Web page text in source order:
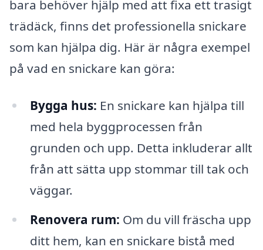
bara behöver hjälp med att fixa ett trasigt
trädäck, finns det professionella snickare
som kan hjälpa dig. Här är några exempel
på vad en snickare kan göra:
Bygga hus: En snickare kan hjälpa till
med hela byggprocessen från
grunden och upp. Detta inkluderar allt
från att sätta upp stommar till tak och
väggar.
Renovera rum: Om du vill fräscha upp
ditt hem, kan en snickare bistå med